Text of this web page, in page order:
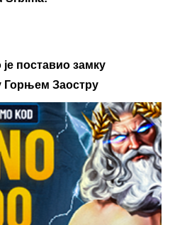
поставио замку
Горњем Заостру